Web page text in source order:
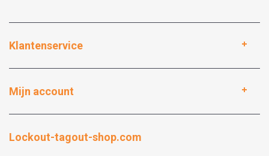
Klantenservice
Mijn account
Lockout-tagout-shop.com